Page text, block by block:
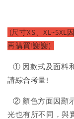
(尺寸XS、
再購買!謝謝)
① 因款式及面料
請綜合考量!
② 顏色方面因顯
光也有所不同，與